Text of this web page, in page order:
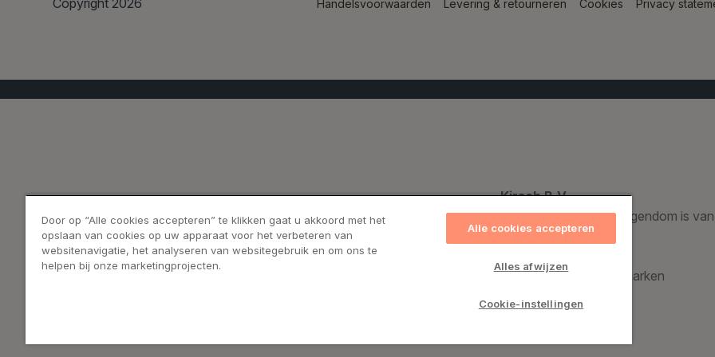
Copyright 2026 Handelsvoorwaarden Levering & retourneren Cookies Privacy
Kirsch B.V.
Een geregistreerd handelsmerk dat voor 100% eigendom is
Bronzevej 8, 8940 Randers SV, Denemarken
Door op “Alle cookies accepteren” te klikken gaat u akkoord met het
opslaan van cookies op uw apparaat voor het verbeteren van
websitenavigatie, het analyseren van websitegebruik en om ons te
helpen bij onze marketingprojecten.
Alle cookies accepteren
Alles afwijzen
Cookie-instellingen